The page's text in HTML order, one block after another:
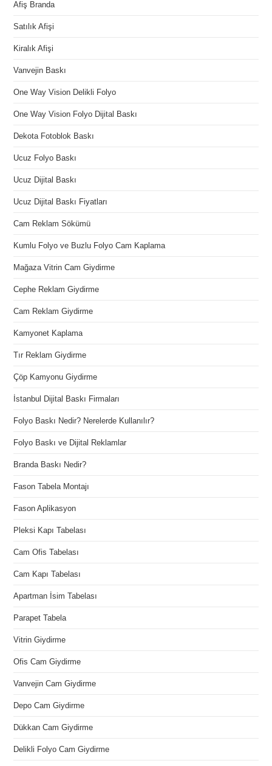
Afiş Branda
Satılık Afişi
Kiralık Afişi
Vanvejin Baskı
One Way Vision Delikli Folyo
One Way Vision Folyo Dijital Baskı
Dekota Fotoblok Baskı
Ucuz Folyo Baskı
Ucuz Dijital Baskı
Ucuz Dijital Baskı Fiyatları
Cam Reklam Sökümü
Kumlu Folyo ve Buzlu Folyo Cam Kaplama
Mağaza Vitrin Cam Giydirme
Cephe Reklam Giydirme
Cam Reklam Giydirme
Kamyonet Kaplama
Tır Reklam Giydirme
Çöp Kamyonu Giydirme
İstanbul Dijital Baskı Firmaları
Folyo Baskı Nedir? Nerelerde Kullanılır?
Folyo Baskı ve Dijital Reklamlar
Branda Baskı Nedir?
Fason Tabela Montajı
Fason Aplikasyon
Pleksi Kapı Tabelası
Cam Ofis Tabelası
Cam Kapı Tabelası
Apartman İsim Tabelası
Parapet Tabela
Vitrin Giydirme
Ofis Cam Giydirme
Vanvejin Cam Giydirme
Depo Cam Giydirme
Dükkan Cam Giydirme
Delikli Folyo Cam Giydirme